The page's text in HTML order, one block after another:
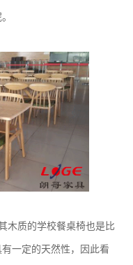
木质的学校餐桌椅也是比
一定的天然性，因此看